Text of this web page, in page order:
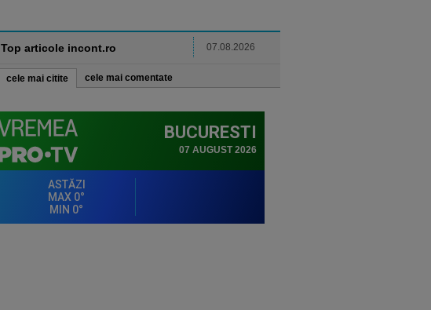
Top articole incont.ro 07.08.2026
cele mai citite cele mai comentate